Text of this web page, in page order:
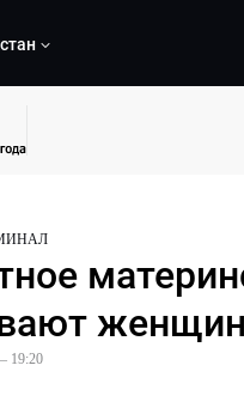
19:20